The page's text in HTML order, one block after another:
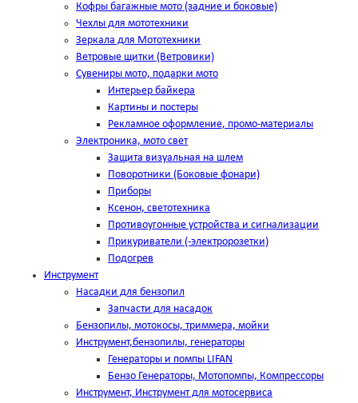
Кофры багажные мото (задние и боковые)
Чехлы для мототехники
Зеркала для Мототехники
Ветровые щитки (Ветровики)
Сувениры мото, подарки мото
Интерьер байкера
Картины и постеры
Рекламное оформление, промо-материалы
Электроника, мото свет
Защита визуальная на шлем
Поворотники (Боковые фонари)
Приборы
Ксенон, светотехника
Противоугонные устройства и сигнализации
Прикуриватели (-электророзетки)
Подогрев
Инструмент
Насадки для бензопил
Запчасти для насадок
Бензопилы, мотокосы, триммера, мойки
Инструмент,бензопилы, генераторы
Генераторы и помпы LIFAN
Бензо Генераторы, Мотопомпы, Компрессоры
Инструмент, Инструмент для мотосервиса